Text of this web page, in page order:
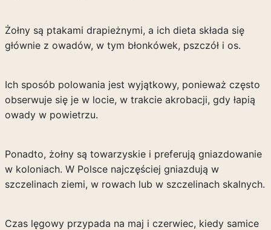
Żołny są ptakami drapieżnymi, a ich dieta składa się
głównie z owadów, w tym błonkówek, pszczół i os.
Ich sposób polowania jest wyjątkowy, ponieważ często
obserwuje się je w locie, w trakcie akrobacji, gdy łapią
owady w powietrzu.
Ponadto, żołny są towarzyskie i preferują gniazdowanie
w koloniach. W Polsce najczęściej gniazdują w
szczelinach ziemi, w rowach lub w szczelinach skalnych.
Czas lęgowy przypada na maj i czerwiec, kiedy samice